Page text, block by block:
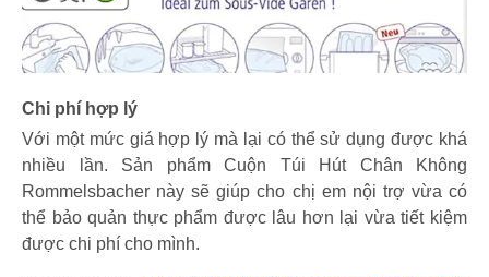
Chi phí hợp lý
Với một mức giá hợp lý mà lại có thể sử dụng được khá
nhiều lần. Sản phẩm Cuộn Túi Hút Chân Không
‎Rommelsbacher này sẽ giúp cho chị em nội trợ vừa có
thể bảo quản thực phẩm được lâu hơn lại vừa tiết kiệm
được chi phí cho mình.